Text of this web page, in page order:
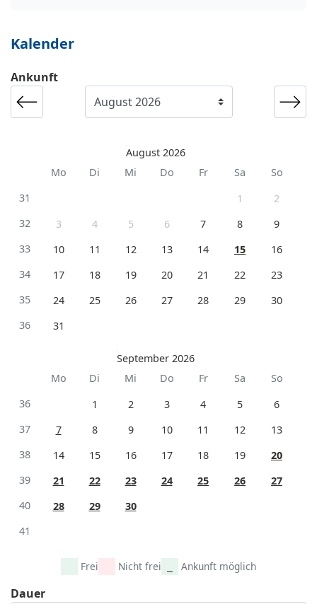
Kalender
Ankunft
August 2026
Mo
Di Mi Do Fr Sa
So
31
1
2
32
3 4 5 6 7 8
9
33
10 11 12 13 14 15
16
34
17 18 19 20 21 22
23
35
24 25 26 27 28 29
30
36
31
September 2026
Mo
Di Mi Do Fr Sa
So
36
1 2 3 4 5
6
37
7 8 9 10 11 12
13
38
14 15 16 17 18 19
20
39
21 22 23 24 25 26
27
40
28 29
30
41
Frei Nicht frei Ankunft möglich
Dauer